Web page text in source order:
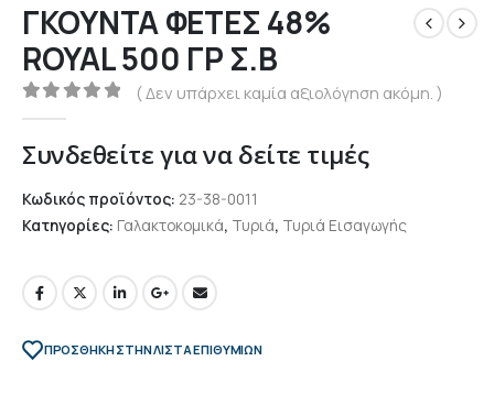
ΓΚΟΥΝΤΑ ΦΕΤΕΣ 48%
ROYAL 500 ΓΡ Σ.Β
0out of 5
( Δεν υπάρχει καμία αξιολόγηση ακόμη. )
Συνδεθείτε για να δείτε τιμές
Κωδικός προϊόντος: 23-38-0011
Κατηγορίες: Γαλακτοκομικά, Τυριά, Τυριά Εισαγωγής
ΠΡΌΣΘΉΚΗ ΣΤΗΝ ΛΊΣΤΑ ΕΠΙΘΥΜΙΏΝ